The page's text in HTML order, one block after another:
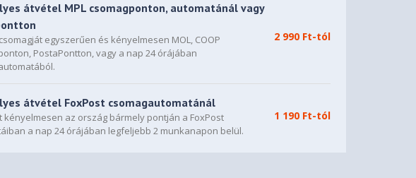
átvétel MPL csomagponton, automatánál vagy
egyszerűen és kényelmesen MOL, COOP
PostaPontton, vagy a nap 24 órájában
2 990 Ft-tól
átvétel FoxPost csomagautomatánál
kényelmesen az ország bármely pontján a FoxPost
a nap 24 órájában legfeljebb 2 munkanapon belül.
1 190 Ft-tól